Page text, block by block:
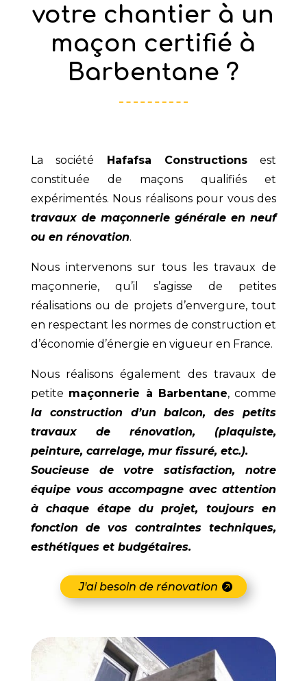
votre chantier à un
maçon certifié à
Barbentane ?
La société Hafafsa Constructionsest
constituée de maçons qualifiés et
expérimentés. Nous réalisons pour vous des
travaux de maçonnerie générale en neuf
ou en rénovation.
Nous intervenons sur tous les travaux de
maçonnerie, qu’il s’agisse de petites
réalisations ou de projets d’envergure, tout
en respectant les normes de construction et
d’économie d’énergie en vigueur en France.
Nous réalisons également des travaux de
petite maçonnerie à Barbentane, comme
la construction d’un balcon, des petits
travaux de rénovation, (plaquiste,
peinture, carrelage, mur fissuré, etc.).
Soucieuse de votre satisfaction, notre
équipe vous accompagne avec attention
à chaque étape du projet, toujours en
fonction de vos contraintes techniques,
esthétiques et budgétaires.
J'ai besoin de rénovation